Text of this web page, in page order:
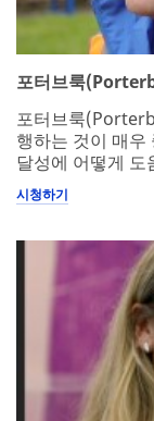
포터브룩
포터브룩
행하는 것이 매우
달성에 어떻게 도
시청하기